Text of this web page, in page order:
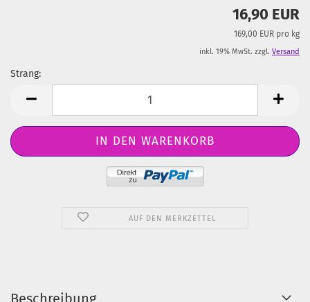
16,90 EUR
169,00 EUR pro kg
inkl. 19% MwSt. zzgl. Versand
Strang:
AUF DEN MERKZETTEL
Beschreibung